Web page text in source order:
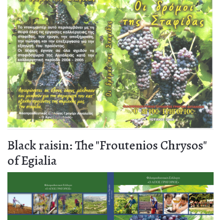
Βlack raisin: The "Froutenios Chrysos"
of Egialia